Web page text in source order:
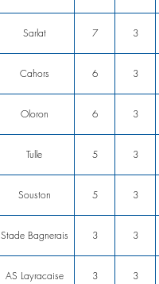
Sarlat 7 3
Cahors 6 3
Oloron 6 3
Tulle 5 3
Souston 5 3
Stade Bagnerais 3 3
AS Layracaise 3 3